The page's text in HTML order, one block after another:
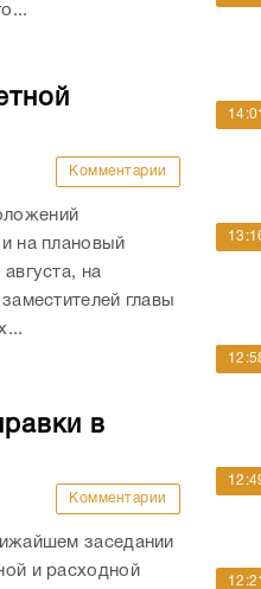
Комментарии
на плановый
на
главы
в
Комментарии
заседании
и расходной
14:01
12:21